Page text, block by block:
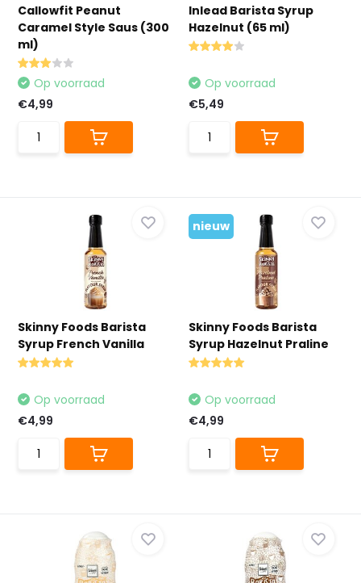
Callowfit Peanut
Caramel Style Saus (300
ml)
Op voorraad
€4,99
Inlead Barista Syrup
Hazelnut (65 ml)
Op voorraad
€5,49
Skinny Foods Barista
Syrup French Vanilla
Op voorraad
€4,99
nieuw
Skinny Foods Barista
Syrup Hazelnut Praline
Op voorraad
€4,99